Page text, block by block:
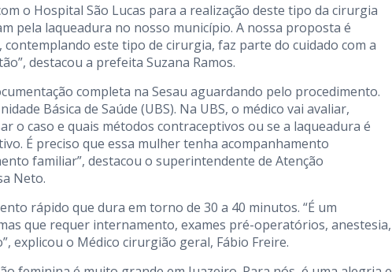
o Hospital São Lucas para a realização deste tipo da cirurgia
pela laqueadura no nosso município. A nossa proposta é
este tipo de cirurgia, faz parte do cuidado com a
destacou a prefeita Suzana Ramos.
completa na Sesau aguardando pelo procedimento.
Básica de Saúde (UBS). Na UBS, o médico vai avaliar,
o caso e quais métodos contraceptivos ou se a laqueadura é
É preciso que essa mulher tenha acompanhamento
familiar”, destacou o superintendente de Atenção
Neto.
rápido que dura em torno de 30 a 40 minutos. “É um
que requer internamento, exames pré-operatórios, anestesia,
explicou o Médico cirurgião geral, Fábio Freire.